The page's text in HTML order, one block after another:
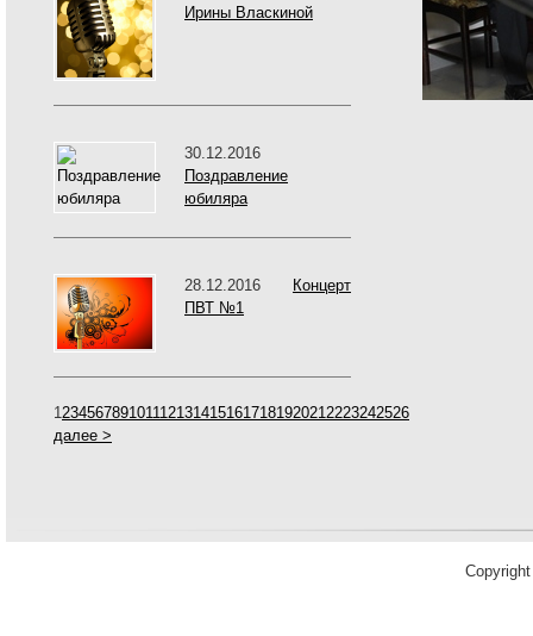
Ирины Власкиной
30.12.2016
Поздравление
юбиляра
28.12.2016 Концерт
ПВТ №1
1 23456789101112131415161718192021 2223242526
далее >